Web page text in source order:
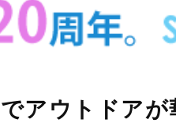
アウトドアが